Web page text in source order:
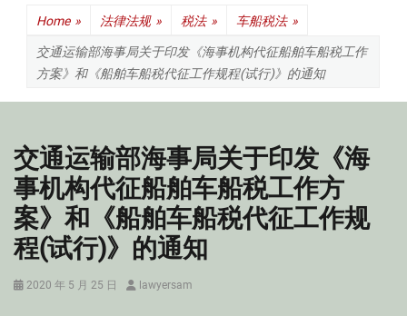
Home » 法律法规 » 税法 » 车船税法 »
交通运输部海事局关于印发《海事机构代征船舶车船税工作
方案》和《船舶车船税代征工作规程(试行)》的通知
交通运输部海事局关于印发《海
事机构代征船舶车船税工作方
案》和《船舶车船税代征工作规
程(试行)》的通知
Posted
2020 年 5 月 25 日 Authorlawyersam